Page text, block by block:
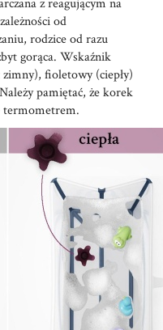
od
rodzice od razu
gorąca. Wskaźnik
fioletowy (ciepły)
pamiętać, że korek
termometrem.